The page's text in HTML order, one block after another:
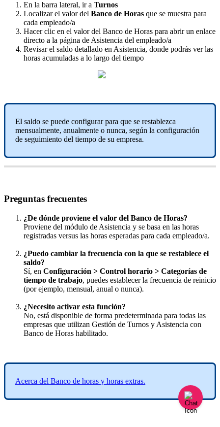
En la barra lateral, ir a Turnos
Localizar el valor del Banco de Horas que se muestra para
cada empleado/a
Hacer clic en el valor del Banco de Horas para abrir un enlace
directo a la página de Asistencia del empleado/a
Revisar el saldo detallado en Asistencia, donde podrás ver las
horas acumuladas a lo largo del tiempo
El saldo se puede configurar para que se restablezca
mensualmente, anualmente o nunca, según la configuración
de seguimiento del tiempo de su empresa.
Preguntas frecuentes
¿De dónde proviene el valor del Banco de Horas?
Proviene del módulo de Asistencia y se basa en las horas
registradas versus las horas esperadas para cada empleado/a.
¿Puedo cambiar la frecuencia con la que se restablece el
saldo?
Sí, en Configuración > Control horario > Categorías de
tiempo de trabajo, puedes establecer la frecuencia de reinicio
(por ejemplo, mensual, anual o nunca).
¿Necesito activar esta función?
No, está disponible de forma predeterminada para todas las
empresas que utilizan Gestión de Turnos y Asistencia con
Banco de Horas habilitado.
Acerca del Banco de horas y horas extras.